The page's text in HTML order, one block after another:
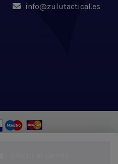
info@zulutactical.es
Desarrollado por Expertic